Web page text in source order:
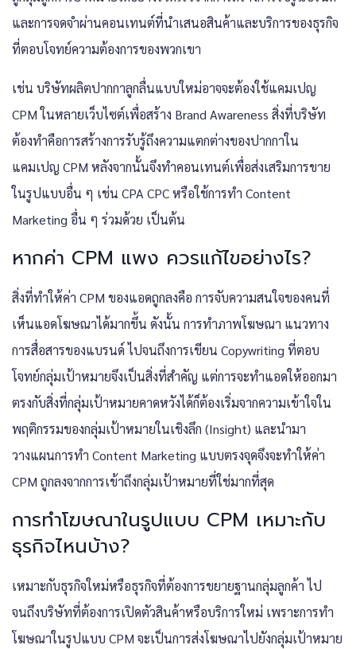
และการจดจำผ่านคอนเทนต์ที่นำเสนอสินค้าและบริการของธุรกิจ
ที่ตอบโจทย์ความต้องการของพวกเขา
เช่น บริษัทผลิตปากกาลูกลื่นแบบใหม่อาจจะต้องใช้แคมเปญ
CPM ในหลายเว็บไซต์เพื่อสร้าง Brand Awareness สิ่งที่บริษัท
ต้องทำคือการสร้างการรับรู้ถึงความแตกต่างของปากกาใน
แคมเปญ CPM หลังจากนั้นจึงทำคอนเทนต์เพื่อส่งเสริมการขาย
ในรูปแบบอื่น ๆ เช่น CPA CPC หรือใช้การทำ Content
Marketing อื่น ๆ ร่วมด้วย เป็นต้น
หากค่า ​CPM แพง ควรแก้ไขอย่างไร?
สิ่งที่ทำให้ค่า CPM ของแอดถูกลงคือ การจับความสนใจของคนที่
เห็นแอดโฆษณาได้มากขึ้น ดังนั้น การทำภาพโฆษณา แนวทาง
การสื่อสารของแบรนด์ ไปจนถึงการเขียน Copywriting ที่ตอบ
โจทย์กลุ่มเป้าหมายจึงเป็นสิ่งที่สำคัญ แต่การจะทำแอดให้ออกมา
ตรงกับสิ่งที่กลุ่มเป้าหมายคาดหวังได้ก็ต้องเริ่มจากความเข้าใจใน
พฤติกรรมของกลุ่มเป้าหมายในเชิงลึก (Insight) และนำมา
วางแผนการทำ Content Marketing แบบตรงจุดจึงจะทำให้ค่า ​
CPM ถูกลงจากการเข้าถึงกลุ่มเป้าหมายที่ใช่มากที่สุด
การทำโฆษณาในรูปแบบ CPM เหมาะกับ
ธุรกิจไหนบ้าง?
เหมาะกับธุรกิจใหม่หรือธุรกิจที่ต้องการขยายฐานกลุ่มลูกค้า ไป
จนถึงบริษัทที่ต้องการเปิดตัวสินค้าหรือบริการใหม่ เพราะการทำ
โฆษณาในรูปแบบ CPM จะเป็นการส่งโฆษณาไปยังกลุ่มเป้าหมาย